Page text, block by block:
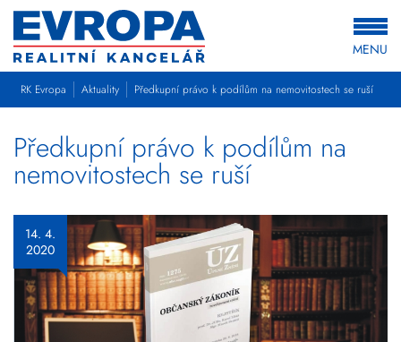
MENU
RK Evropa Aktuality Předkupní právo k podílům na nemovitostech se ruší
Předkupní právo k podílům na
nemovitostech se ruší
14. 4.
2020